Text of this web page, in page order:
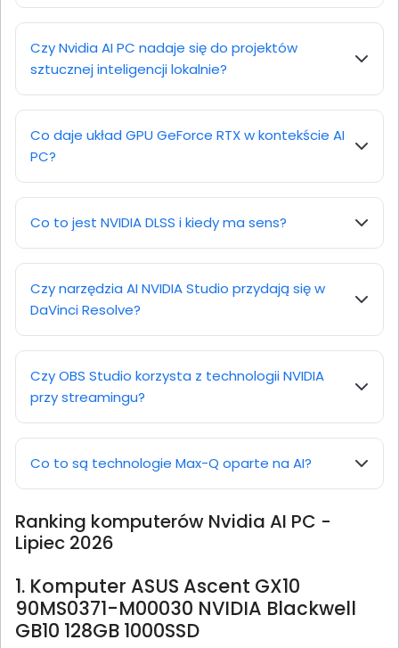
Czy Nvidia AI PC nadaje się do projektów
sztucznej inteligencji lokalnie?
Co daje układ GPU GeForce RTX w kontekście AI
PC?
Co to jest NVIDIA DLSS i kiedy ma sens?
Czy narzędzia AI NVIDIA Studio przydają się w
DaVinci Resolve?
Czy OBS Studio korzysta z technologii NVIDIA
przy streamingu?
Co to są technologie Max-Q oparte na AI?
Ranking komputerów Nvidia AI PC -
Lipiec 2026
1. Komputer ASUS Ascent GX10
90MS0371-M00030 NVIDIA Blackwell
GB10 128GB 1000SSD